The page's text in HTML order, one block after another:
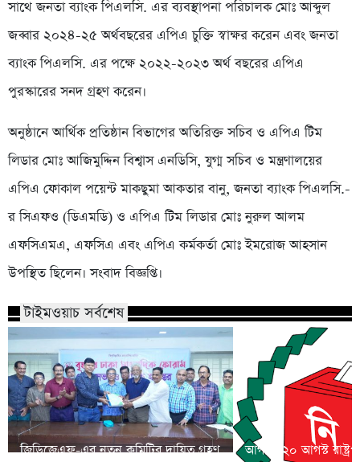
সাথে জনতা ব্যাংক পিএলসি. এর ব্যবস্থাপনা পরিচালক মোঃ আব্দুল
জব্বার ২০২৪-২৫ অর্থবছরের এপিএ চুক্তি স্বাক্ষর করেন এবং জনতা
ব্যাংক পিএলসি. এর পক্ষে ২০২২-২০২৩ অর্থ বছরের এপিএ
পুরস্কারের সনদ গ্রহণ করেন।
অনুষ্ঠানে আর্থিক প্রতিষ্ঠান বিভাগের অতিরিক্ত সচিব ও এপিএ টিম
লিডার মোঃ আজিমুদ্দিন বিশ্বাস এনডিসি, যুগ্ম সচিব ও মন্ত্রণালয়ের
এপিএ ফোকাল পয়েন্ট মাকছুমা আকতার বানু, জনতা ব্যাংক পিএলসি.-
র সিএফও (ডিএমডি) ও এপিএ টিম লিডার মোঃ নুরুল আলম
এফসিএমএ, এফসিএ এবং এপিএ কর্মকর্তা মোঃ ইমরোজ আহসান
উপস্থিত ছিলেন। সংবাদ বিজ্ঞপ্তি।
টাইমওয়াচ সর্বশেষ
জিডিজেএফ-এর নতুন কমিটির দায়িত্ব গ্রহণ আগামী ২০ আগস্ট